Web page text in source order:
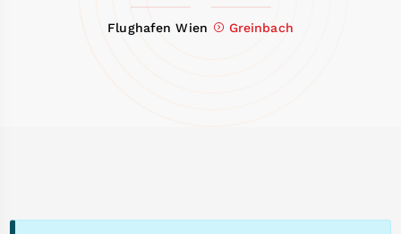
Flughafen Wien Greinbach